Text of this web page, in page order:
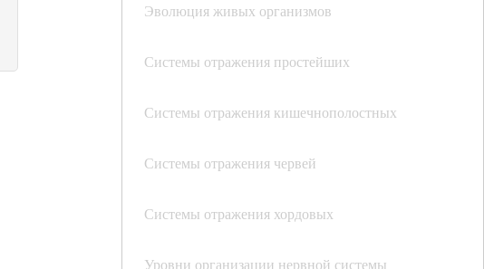
Эволюция живых организмов
Системы отражения простейших
Системы отражения кишечнополостных
Системы отражения червей
Системы отражения хордовых
Уровни организации нервной системы